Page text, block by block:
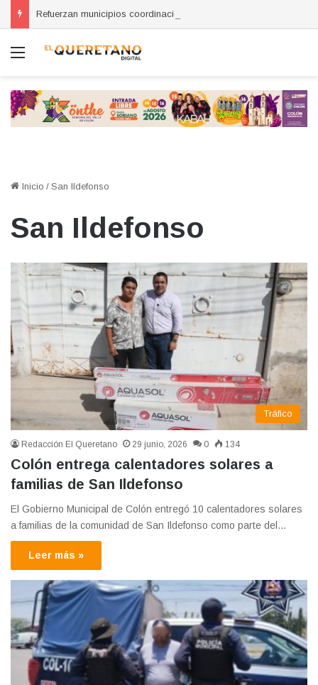
Menú
Inicio / San Ildefonso
San Ildefonso
Tráfico
Redacción El Queretano 29 junio, 2026 0 134
Colón entrega calentadores solares a
familias de San Ildefonso
El Gobierno Municipal de Colón entregó 10 calentadores solares
a familias de la comunidad de San Ildefonso como parte del…
Leer más »